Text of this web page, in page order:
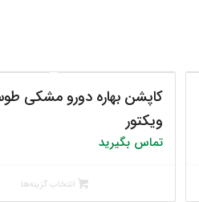
کاپشن بهاره دورو مشکی
ویکتور
تماس بگیرید
انتخاب گزینه‌ها